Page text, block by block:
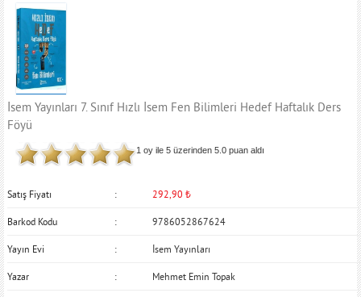
İsem Yayınları 7. Sınıf Hızlı İsem Fen Bilimleri Hedef Haftalık Ders
Föyü
1 oy ile 5 üzerinden5.0 puan aldı
Satış Fiyatı 292,90 ₺
Barkod Kodu 9786052867624
Yayın Evi İsem Yayınları
Yazar Mehmet Emin Topak